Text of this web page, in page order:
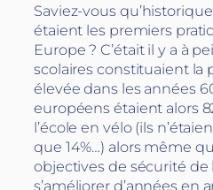
Saviez-vous
étaient les premiers
Europe ? C’était il y a à
scolaires constituaient la
élevée dans les années
européens étaient alors
l’école en vélo (ils
que 14%…) alors même
objectives de sécurité de
s’améliorer d’années en